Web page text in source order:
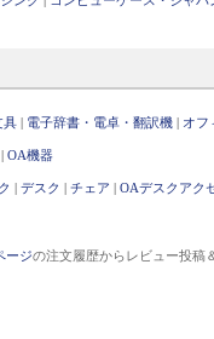
具 | 電子辞書・電卓・翻訳機 | オフ
|OA機器
|デスク |チェア |OAデスクアク
ージの注文履歴からレビュー投稿